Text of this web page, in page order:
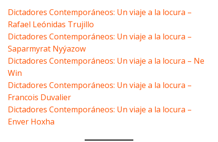
Dictadores Contemporáneos: Un viaje a la locura –
Rafael Leónidas Trujillo
Dictadores Contemporáneos: Un viaje a la locura –
Saparmyrat Nyýazow
Dictadores Contemporáneos: Un viaje a la locura – Ne
Win
Dictadores Contemporáneos: Un viaje a la locura –
Francois Duvalier
Dictadores Contemporáneos: Un viaje a la locura –
Enver Hoxha